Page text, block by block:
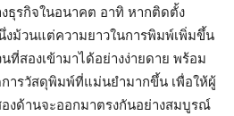
ธุรกิจในอนาคต อาทิ หากติดตั้ง
ม้วนแต่ความยาวในการพิมพ์เพิ่มขึ้น
ที่สองเข้ามาได้อย่างง่ายดาย พร้อม
ารวัสดุพิมพ์ที่แม่นยำมากขึ้น เพื่อให้ผู้
งด้านจะออกมาตรงกันอย่างสมบูรณ์